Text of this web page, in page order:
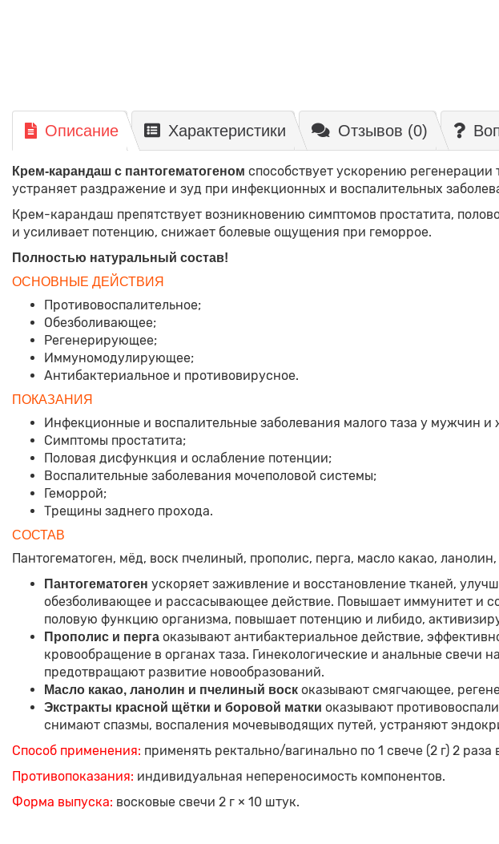
Описание Характеристики Отзывов (0)
Крем-карандаш с пантогематогеном способствует ускорению
устраняет раздражение и зуд при инфекционных и воспалительных
Крем-карандаш препятствует возникновению симптомов простатита,
и усиливает потенцию, снижает болевые ощущения при геморрое.
Полностью натуральный состав!
ОСНОВНЫЕ ДЕЙСТВИЯ
Противовоспалительное;
Обезболивающее;
Регенерирующее;
Иммуномодулирующее;
Антибактериальное и противовирусное.
ПОКАЗАНИЯ
Инфекционные и воспалительные заболевания малого таза у мужчин
Симптомы простатита;
Половая дисфункция и ослабление потенции;
Воспалительные заболевания мочеполовой системы;
Геморрой;
Трещины заднего прохода.
СОСТАВ
Пантогематоген, мёд, воск пчелиный, прополис, перга, масло какао,
Пантогематоген ускоряет заживление и восстановление тканей,
обезболивающее и рассасывающее действие. Повышает иммунитет и
половую функцию организма, повышает потенцию и либидо,
Прополис и перга оказывают антибактериальное действие,
кровообращение в органах таза. Гинекологические и анальные свечи
предотвращают развитие новообразований.
Масло какао, ланолин и пчелиный воск оказывают смягчающее,
Экстракты красной щётки и боровой матки оказывают
снимают спазмы, воспаления мочевыводящих путей, устраняют
Способ применения: применять ректально/вагинально по 1 свече (2 г) 2
Противопоказания: индивидуальная непереносимость компонентов.
Форма выпуска: восковые свечи 2 г × 10 штук.